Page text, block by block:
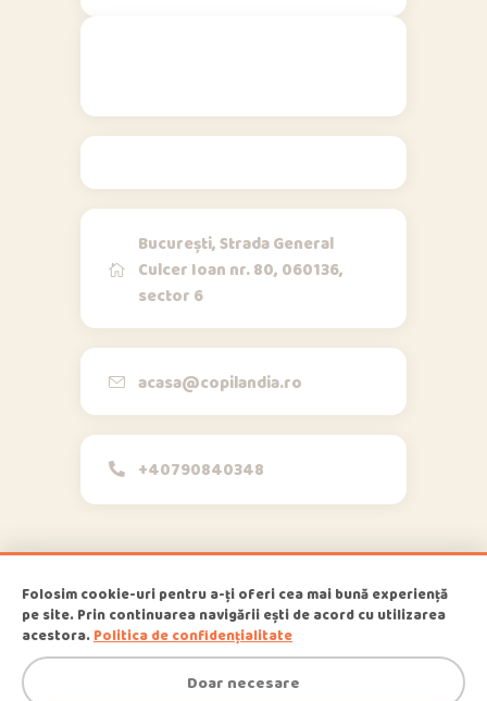
București, Strada General
Culcer Ioan nr. 80, 060136,
sector 6
acasa@copilandia.ro
+40790840348
© 2026Copilandia, All Rights
Reserved
Folosim cookie-uri pentru a-ți oferi cea mai bună experiență
pe site. Prin continuarea navigării ești de acord cu utilizarea
acestora. Politica de confidențialitate
Doar necesare
Bună!